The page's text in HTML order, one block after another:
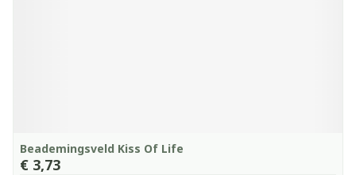
Beademingsveld Kiss Of Life
€ 3,73